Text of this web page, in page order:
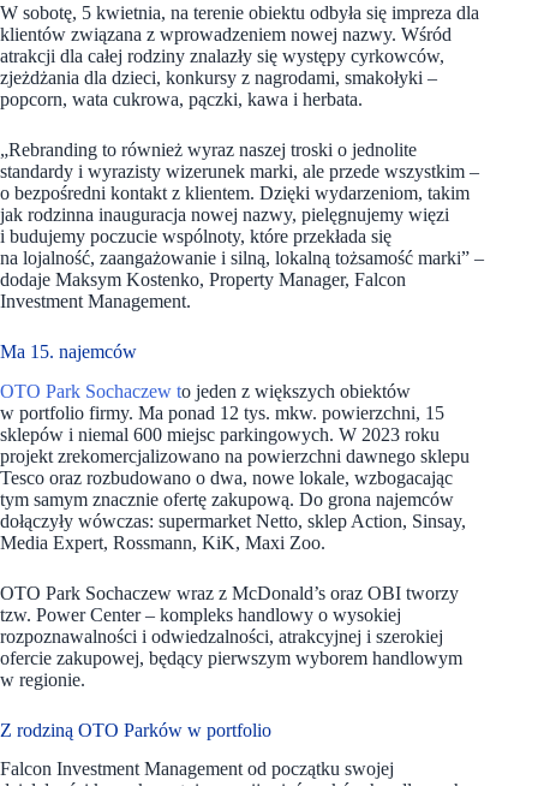
W sobotę, 5 kwietnia, na terenie obiektu odbyła się impreza dla
klientów związana z wprowadzeniem nowej nazwy. Wśród
atrakcji dla całej rodziny znalazły się występy cyrkowców,
zjeżdżania dla dzieci, konkursy z nagrodami, smakołyki –
popcorn, wata cukrowa, pączki, kawa i herbata.
„Rebranding to również wyraz naszej troski o jednolite
standardy i wyrazisty wizerunek marki, ale przede wszystkim –
o bezpośredni kontakt z klientem. Dzięki wydarzeniom, takim
jak rodzinna inauguracja nowej nazwy, pielęgnujemy więzi
i budujemy poczucie wspólnoty, które przekłada się
na lojalność, zaangażowanie i silną, lokalną tożsamość marki” –
dodaje Maksym Kostenko, Property Manager, Falcon
Investment Management.
Ma 15. najemców
OTO Park Sochaczew to jeden z większych obiektów
w portfolio firmy. Ma ponad 12 tys. mkw. powierzchni, 15
sklepów i niemal 600 miejsc parkingowych. W 2023 roku
projekt zrekomercjalizowano na powierzchni dawnego sklepu
Tesco oraz rozbudowano o dwa, nowe lokale, wzbogacając
tym samym znacznie ofertę zakupową. Do grona najemców
dołączyły wówczas: supermarket Netto, sklep Action, Sinsay,
Media Expert, Rossmann, KiK, Maxi Zoo.
OTO Park Sochaczew wraz z McDonald’s oraz OBI tworzy
tzw. Power Center – kompleks handlowy o wysokiej
rozpoznawalności i odwiedzalności, atrakcyjnej i szerokiej
ofercie zakupowej, będący pierwszym wyborem handlowym
w regionie.
Z rodziną OTO Parków w portfolio
Falcon Investment Management od początku swojej